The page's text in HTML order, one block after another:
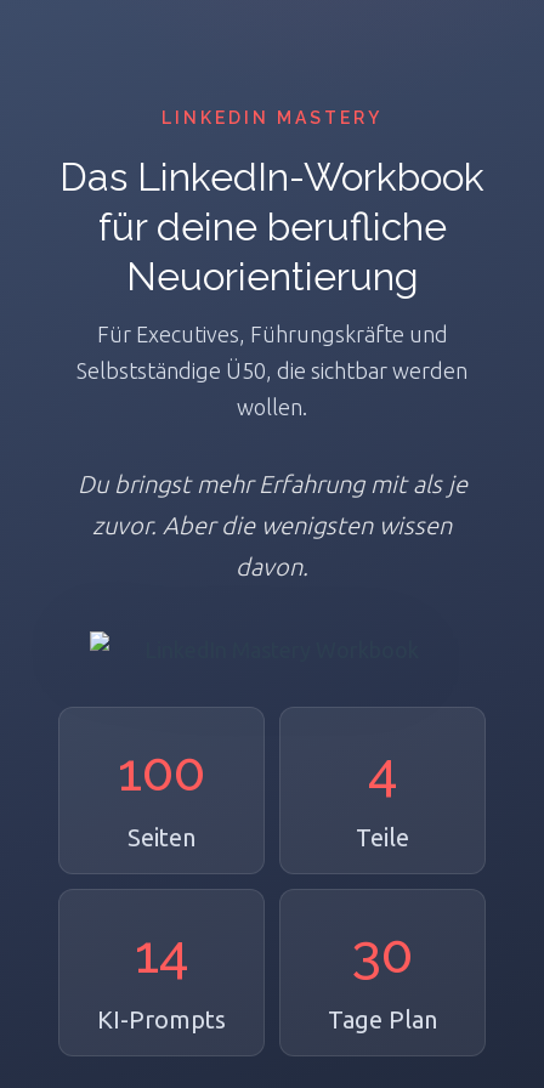
LINKEDIN MASTERY
Das LinkedIn-Workbook
für deine berufliche
Neuorientierung
Für Executives, Führungskräfte und
Selbstständige Ü50, die sichtbar werden
wollen.
Du bringst mehr Erfahrung mit als je
zuvor. Aber die wenigsten wissen
davon.
100
Seiten
4
Teile
14
KI-Prompts
30
Tage Plan